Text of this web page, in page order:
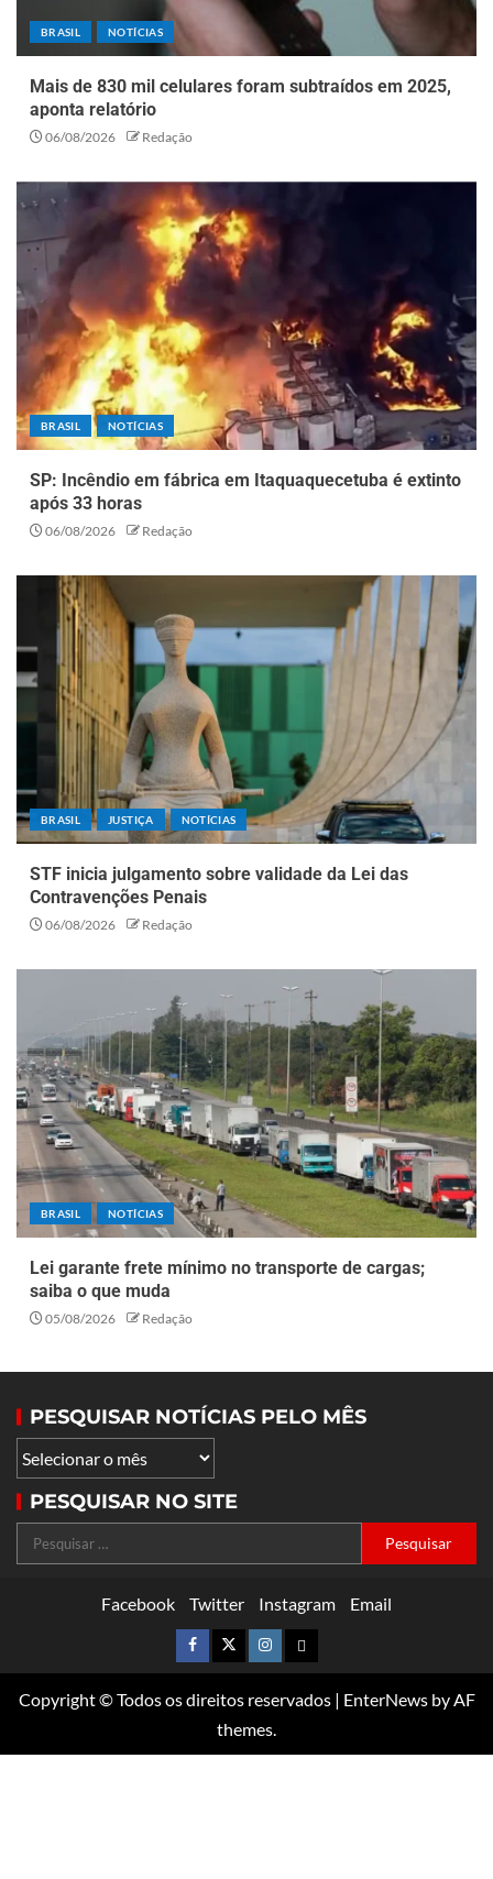
BRASIL NOTÍCIAS
Mais de 830 mil celulares foram subtraídos em 2025,
aponta relatório
06/08/2026 Redação
BRASIL NOTÍCIAS
SP: Incêndio em fábrica em Itaquaquecetuba é extinto
após 33 horas
06/08/2026 Redação
BRASIL JUSTIÇA NOTÍCIAS
STF inicia julgamento sobre validade da Lei das
Contravenções Penais
06/08/2026 Redação
BRASIL NOTÍCIAS
Lei garante frete mínimo no transporte de cargas;
saiba o que muda
05/08/2026 Redação
PESQUISAR NOTÍCIAS PELO MÊS
PESQUISAR NO SITE
Facebook Twitter Instagram Email
Copyright © Todos os direitos reservados | EnterNewsby AF
themes.